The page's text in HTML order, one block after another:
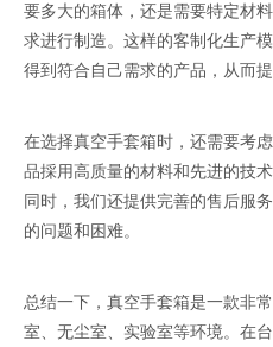
要多大的箱体，还是需要特定材
求进行制造。这样的客制化生产
得到符合自己需求的产品，从而
在选择真空手套箱时，还需要考
品採用高质量的材料和先进的技
同时，我们还提供完善的售后服
的问题和困难。
总结一下，真空手套箱是一款非
室、无尘室、实验室等环境。在